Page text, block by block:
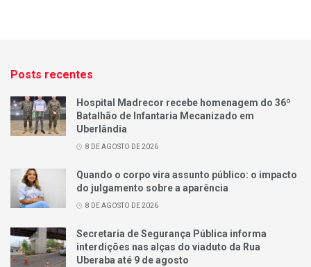
Posts recentes
Hospital Madrecor recebe homenagem do 36º
Batalhão de Infantaria Mecanizado em
Uberlândia
8 DE AGOSTO DE 2026
Quando o corpo vira assunto público: o impacto
do julgamento sobre a aparência
8 DE AGOSTO DE 2026
Secretaria de Segurança Pública informa
interdições nas alças do viaduto da Rua
Uberaba até 9 de agosto